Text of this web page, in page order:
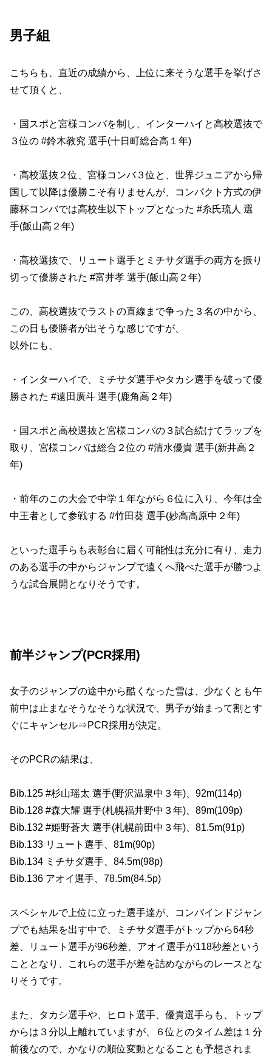
男子組
こちらも、直近の成績から、上位に来そうな選手を挙げさ
せて頂くと、
・国スポと宮様コンバを制し、インターハイと高校選抜で
３位の #鈴木教究 選手(十日町総合高１年)
・高校選抜２位、宮様コンバ３位と、世界ジュニアから帰
国して以降は優勝こそ有りませんが、コンパクト方式の伊
藤杯コンバでは高校生以下トップとなった #糸氏琉人 選
手(飯山高２年)
・高校選抜で、リュート選手とミチサダ選手の両方を振り
切って優勝された #富井孝 選手(飯山高２年)
この、高校選抜でラストの直線まで争った３名の中から、
この日も優勝者が出そうな感じですが、
以外にも、
・インターハイで、ミチサダ選手やタカシ選手を破って優
勝された #遠田廣斗 選手(鹿角高２年)
・国スポと高校選抜と宮様コンバの３試合続けてラップを
取り、宮様コンバは総合２位の #清水優貴 選手(新井高２
年)
・前年のこの大会で中学１年ながら６位に入り、今年は全
中王者として参戦する #竹田葵 選手(妙高高原中２年)
といった選手らも表彰台に届く可能性は充分に有り、走力
のある選手の中からジャンプで遠くへ飛べた選手が勝つよ
うな試合展開となりそうです。
前半ジャンプ(PCR採用)
女子のジャンプの途中から酷くなった雪は、少なくとも午
前中は止まなそうなそうな状況で、男子が始まって割とす
ぐにキャンセル⇒PCR採用が決定。
そのPCRの結果は、
Bib.125 #杉山瑶太 選手(野沢温泉中３年)、92m(114p)
Bib.128 #森大耀 選手(札幌福井野中３年)、89m(109p)
Bib.132 #姫野蒼大 選手(札幌前田中３年)、81.5m(91p)
Bib.133 リュート選手、81m(90p)
Bib.134 ミチサダ選手、84.5m(98p)
Bib.136 アオイ選手、78.5m(84.5p)
スペシャルで上位に立った選手達が、コンバインドジャン
プでも結果を出す中で、ミチサダ選手がトップから64秒
差、リュート選手が96秒差、アオイ選手が118秒差という
こととなり、これらの選手が差を詰めながらのレースとな
りそうです。
また、タカシ選手や、ヒロト選手、優貴選手らも、トップ
からは３分以上離れていますが、６位とのタイム差は１分
前後なので、かなりの順位変動となることも予想されま